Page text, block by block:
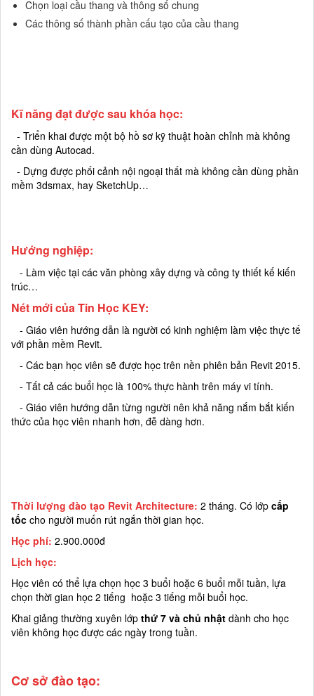
Chọn loại cầu thang và thông số chung
Các thông số thành phần cấu tạo của cầu thang
Kĩ năng đạt được sau khóa học:
- Triển khai được một bộ hồ sơ kỹ thuật hoàn chỉnh mà không
cần dùng Autocad.
- Dựng được phối cảnh nội ngoại thất mà không cần dùng phần
mềm 3dsmax, hay SketchUp…
Hướng nghiệp:
- Làm việc tại các văn phòng xây dựng và công ty thiết kế kiến
trúc…
Nét mới của Tin Học KEY:
- Giáo viên hướng dẫn là người có kinh nghiệm làm việc thực tế
với phần mềm Revit.
- Các bạn học viên sẽ được học trên nền phiên bản Revit 2015.
- Tất cả các buổi học là 100% thực hành trên máy vi tính.
- Giáo viên hướng dẫn từng người nên khả năng nắm bắt kiến
thức của học viên nhanh hơn, đễ dàng hơn.
Thời lượng đào tạo Revit Architecture: 2 tháng. Có lớp cấp
tốc cho người muốn rút ngắn thời gian học.
Học phí: 2.900.000đ
Lịch học:
Học viên có thể lựa chọn học 3 buổi hoặc 6 buổi mỗi tuần, lựa
chọn thời gian học 2 tiếng hoặc 3 tiếng mỗi buổi học.
Khai giảng thường xuyên lớp thứ 7 và chủ nhật dành cho học
viên không học được các ngày trong tuần.
Cơ sở đào tạo: